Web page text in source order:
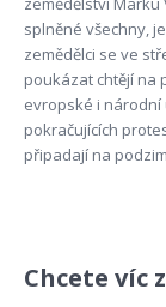
splněné všechny,
zemědělci se ve
poukázat chtějí na
evropské i národní
pokračujících
připadají na
Chcete víc